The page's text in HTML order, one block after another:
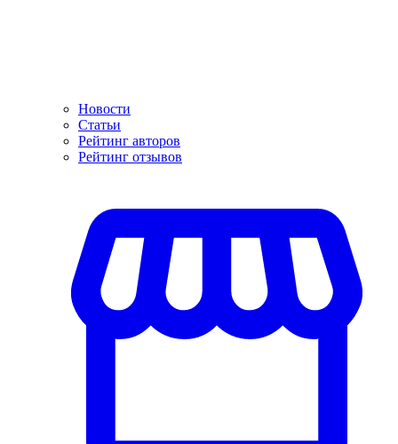
Новости
Статьи
Рейтинг авторов
Рейтинг отзывов